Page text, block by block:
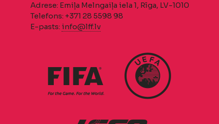
Adrese: Emiļa Melngaiļa iela 1, Rīga, LV-1010
Telefons: +371 28 5598 98
E-pasts: info@lff.lv